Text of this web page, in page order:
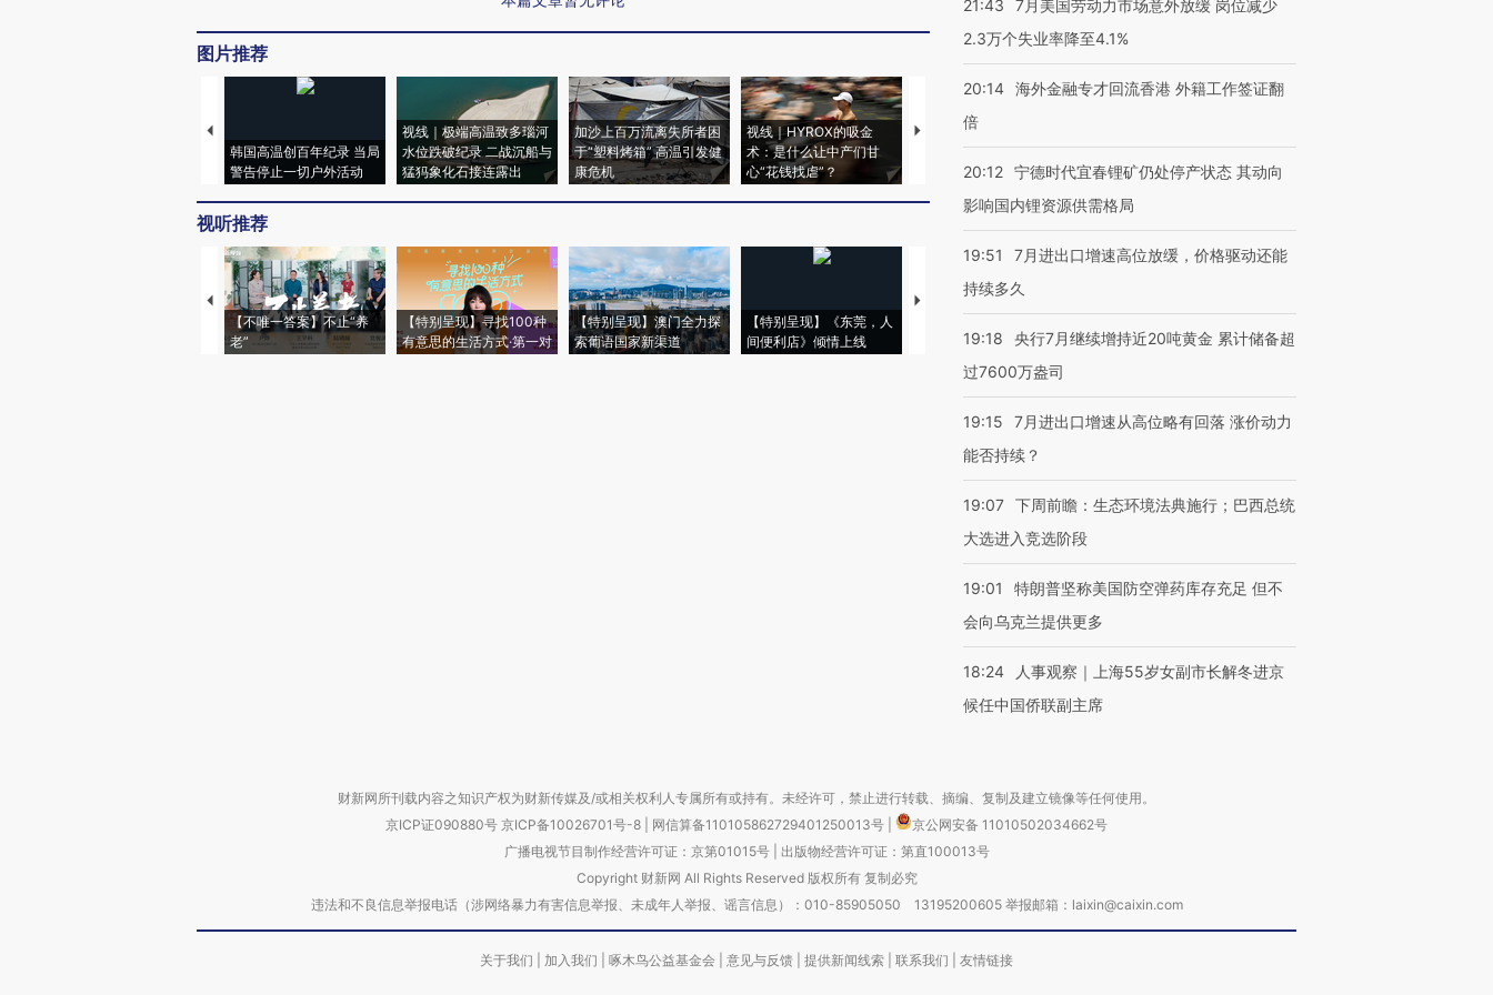
图片推荐
韩国高温创百年纪录 当局
警告停止一切户外活动
视线｜极端高温致多瑙河
水位跌破纪录 二战沉船与
猛犸象化石接连露出
加沙上百万流离失所者困
于“塑料烤箱” 高温引发健
康危机
视线｜HYROX的吸金
术：是什么让中产们甘
心“花钱找虐”？
马航飞行员跨国走私7万
粒摇头丸 尿检体内含3种
度Z世代 用街头抗争将教
育部长拱下台
机”？难民潮撕裂西班牙
飞地休达
视听推荐
【不唯一答案】不止“养
老”
【特别呈现】寻找100种
有意思的生活方式·第一对
【特别呈现】澳门全力探
索葡语国家新渠道
【特别呈现】《东莞，人
间便利店》倾情上线
【推广】走进第四届链博
有意思的生活方式·第三对
住三大增长引擎是什么？
21:43
7月美国劳动力市场意外放缓 岗位减少
2.3万个失业率降至4.1%
20:14 海外金融专才回流香港 外籍工作签证翻
倍
20:12 宁德时代宜春锂矿仍处停产状态 其动向
影响国内锂资源供需格局
19:51
7月进出口增速高位放缓，价格驱动还能
持续多久
19:18
央行7月继续增持近20吨黄金 累计储备超
过7600万盎司
19:15
7月进出口增速从高位略有回落 涨价动力
能否持续？
19:07 下周前瞻：生态环境法典施行；巴西总统
大选进入竞选阶段
19:01
特朗普坚称美国防空弹药库存充足 但不
会向乌克兰提供更多
18:24
人事观察｜上海55岁女副市长解冬进京
候任中国侨联副主席
财新网所刊载内容之知识产权为财新传媒及/或相关权利人专属所有或持有。未经许可，禁止进行转载、摘编、复制及建立镜像等任何使用。
京ICP证090880号 京ICP备10026701号-8 网信算备110105862729401250013号
京公网安备 11010502034662号
广播电视节目制作经营许可证：京第01015号| 出版物经营许可证：第直100013号
Copyright 财新网 All Rights Reserved 版权所有 复制必究
违法和不良信息举报电话（涉网络暴力有害信息举报、未成年人举报、谣言信息）：010-85905050 13195200605 举报邮箱：laixin@caixin.com
关于我们 加入我们 啄木鸟公益基金会 意见与反馈 提供新闻线索 联系我们 友情链接